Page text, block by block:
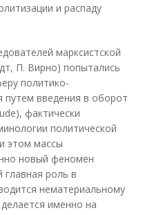
и распаду
марксистской
П. Вирно) попытались
политико-
путем введения в оборот
фактически
политической
этом массы
новый феномен
главная роль в
нематериальному
именно на